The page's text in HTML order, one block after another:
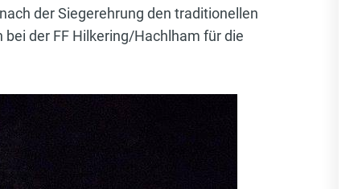
der Siegerehrung den traditionellen
der FF Hilkering/Hachlham für die